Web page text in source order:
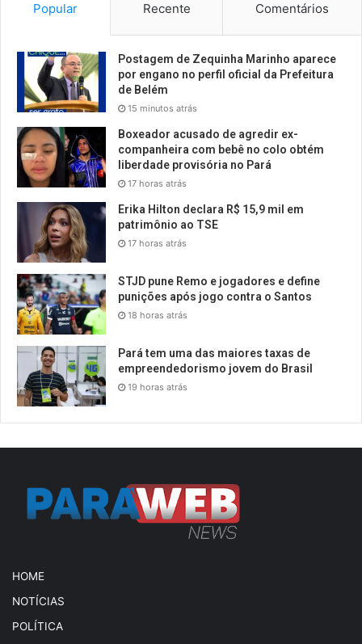
Popular Recente Comentários
Postagem de Zequinha Marinho aparece
por engano no perfil oficial da Prefeitura
de Belém
15 minutos atrás
Boxeador acusado de agredir ex-
companheira com bebê no colo obtém
liberdade provisória no Pará
17 horas atrás
Erika Hilton declara R$ 15,9 mil em
patrimônio ao TSE
17 horas atrás
STJD pune Remo e jogadores e define
punições após jogo contra o Santos
18 horas atrás
Pará tem uma das maiores taxas de
empreendedorismo jovem do Brasil
19 horas atrás
HOME
NOTÍCIAS
POLÍTICA